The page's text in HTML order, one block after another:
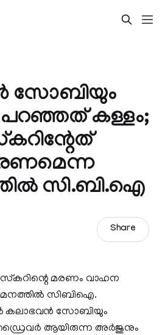
സോബിയും
കള്ളം;
സി.ബി.ഐ
Share
മരണം വാഹന
സിബിഐ.
കലാഭവൻ സോബിയും
ഡ്രൈവർ ആയിരുന്ന അർജുനും